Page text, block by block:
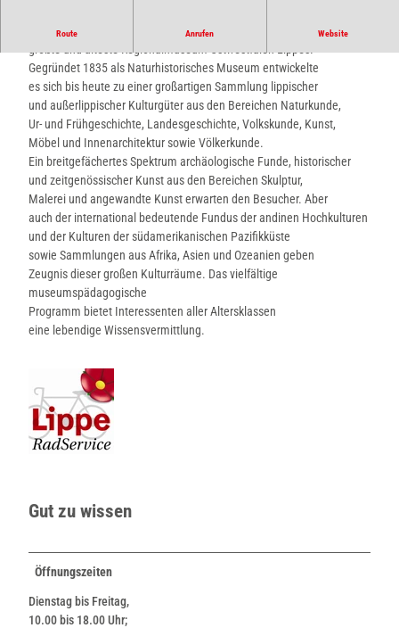
Route Anrufen Website
In reizvoller Lage, direkt am Detmolder Burggraben, liegt das
Gegründet 1835 als Naturhistorisches Museum entwickelte
es sich bis heute zu einer großartigen Sammlung lippischer
und außerlippischer Kulturgüter aus den Bereichen Naturkunde,
Ur- und Frühgeschichte, Landesgeschichte, Volkskunde, Kunst,
Möbel und Innenarchitektur sowie Völkerkunde.
Ein breitgefächertes Spektrum archäologische Funde, historischer
und zeitgenössischer Kunst aus den Bereichen Skulptur,
Malerei und angewandte Kunst erwarten den Besucher. Aber
auch der international bedeutende Fundus der andinen Hochkulturen
und der Kulturen der südamerikanischen Pazifikküste
sowie Sammlungen aus Afrika, Asien und Ozeanien geben
Zeugnis dieser großen Kulturräume. Das vielfältige
museumspädagogische
Programm bietet Interessenten aller Altersklassen
eine lebendige Wissensvermittlung.
Gut zu wissen
Öffnungszeiten
Dienstag bis Freitag,
10.00 bis 18.00 Uhr;